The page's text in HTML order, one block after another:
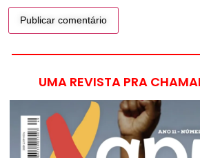
UMA REVISTA PRA